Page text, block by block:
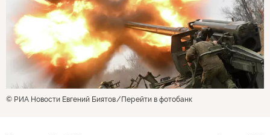
© РИА Новости Евгений Биятов Перейти в фотобанк